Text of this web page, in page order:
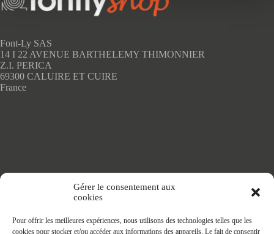
Gérer le consentement aux
cookies
Pour offrir les meilleures expériences, nous utilisons des technologies telles que les
cookies pour stocker et/ou accéder aux informations des appareils. Le fait de consentir
peuvent
être
la
page
du
produit
Font-Ly SAS
14 I 22 AVENUE BARTHELEMY THIMONNIER
Z.I. PERICA
69300 CALUIRE ET CUIRE
France
Adhésifs SANS PVC
Nappes
Protège Table